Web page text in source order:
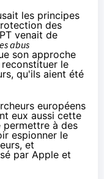
les principes
des
venait de
abus
son approche
le
qu'ils aient été
européens
eux aussi cette
permettre à des
espionner le
et
par Apple et